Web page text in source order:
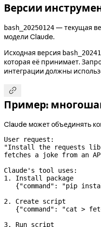
Версии
bash_20250124 — текущая
модели Claude.
Исходная версия
которая её принимает.
интеграции должны

Пример:
Claude может объединять
User request:
"Install the requests
fetches a joke from an
Claude's tool uses:
1. Install package
{"command": "pip
2. Create script
{"command": "cat >
3. Run script